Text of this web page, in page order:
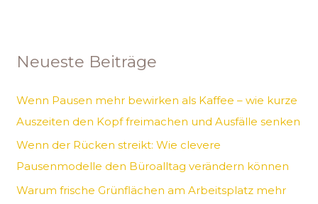
e
n
a
c
h
:
Neueste Beiträge
Wenn Pausen mehr bewirken als Kaffee – wie kurze
Auszeiten den Kopf freimachen und Ausfälle senken
Wenn der Rücken streikt: Wie clevere
Pausenmodelle den Büroalltag verändern können
Warum frische Grünflächen am Arbeitsplatz mehr